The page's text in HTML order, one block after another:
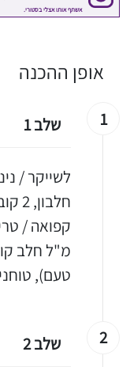
אופן ההכנה
1 שלב 1
מ"ל חלב
טעם),
2 שלב 2